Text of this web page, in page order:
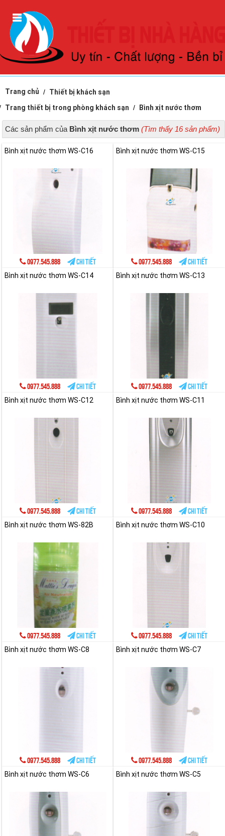
Trang chủ
Thiết bị khách sạn
Trang thiết bị trong phòng khách sạn
Bình xịt nước thơm
Các sản phẩm của Bình xịt nước thơm (Tìm thấy 16 sản phẩm)
Bình xịt nước thơm WS-C16
0977.545.888 Chi tiết
Bình xịt nước thơm WS-C15
0977.545.888
Chi tiết
Bình xịt nước thơm WS-C14
0977.545.888 Chi tiết
Bình xịt nước thơm WS-C13
0977.545.888
Chi tiết
Bình xịt nước thơm WS-C12
0977.545.888 Chi tiết
Bình xịt nước thơm WS-C11
0977.545.888
Chi tiết
Bình xịt nước thơm WS-82B
0977.545.888 Chi tiết
Bình xịt nước thơm WS-C10
0977.545.888
Chi tiết
Bình xịt nước thơm WS-C8
0977.545.888 Chi tiết
Bình xịt nước thơm WS-C7
0977.545.888
Chi tiết
Bình xịt nước thơm WS-C6
Bình xịt nước thơm WS-C5